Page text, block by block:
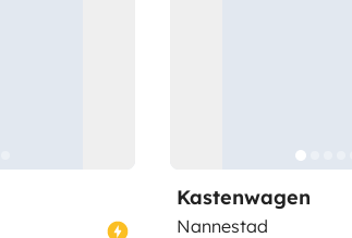
Kastenwagen
Nannestad